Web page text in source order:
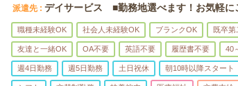
派遣先 デイサービス ■勤務地選べます！お気軽に
職種未経験OK 社会人未経験OK ブランクOK 既卒第
友達と一緒OK OA不要 英語不要 履歴書不要 40
週4日勤務 週5日勤務 土日祝休 朝10時以降スタート